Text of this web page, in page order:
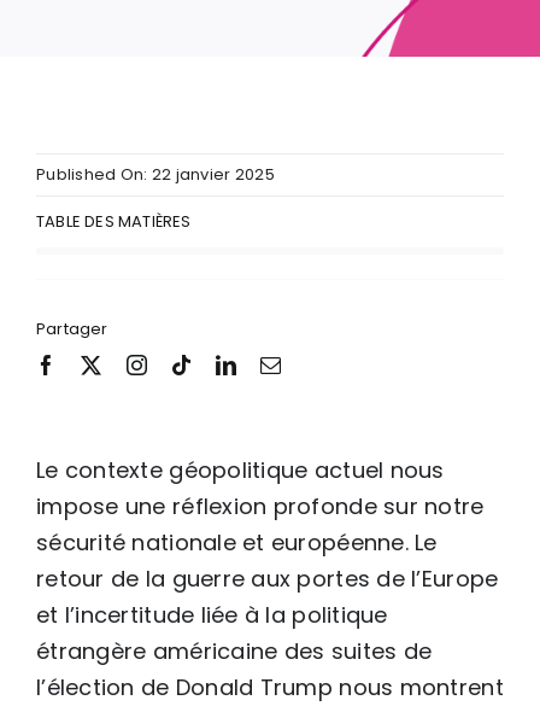
Published On: 22 janvier 2025
TABLE DES MATIÈRES
Partager
Le contexte géopolitique actuel nous
impose une réflexion profonde sur notre
sécurité nationale et européenne. Le
retour de la guerre aux portes de l’Europe
et l’incertitude liée à la politique
étrangère américaine des suites de
l’élection de Donald Trump nous montrent